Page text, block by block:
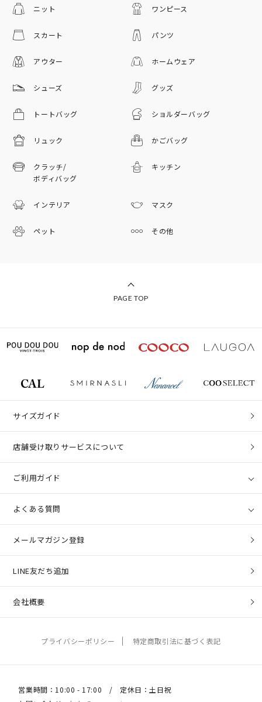
ニット ワンピース
スカート パンツ
アウター ホームウェア
シューズ グッズ
トートバッグ ショルダーバッグ
リュック かごバッグ
クラッチ/
ボディバッグ
キッチン
インテリア マスク
ペット その他
PAGE TOP
サイズガイド
店舗受け取りサービスについて
ご利用ガイド
よくある質問
メールマガジン登録
LINE友だち追加
会社概要
プライバシーポリシー 特定商取引法に基づく表記
営業時間：10:00 - 17:00 / 定休日：土日祝